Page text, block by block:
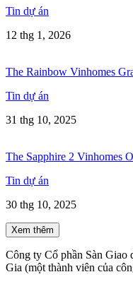
Tin dự án
12 thg 1, 2026
The Rainbow Vinhomes
Tin dự án
31 thg 10, 2025
The Sapphire 2 Vinhomes
Tin dự án
30 thg 10, 2025
Xem thêm
Công ty Cổ phần Sàn Giao
Gia (một thành viên của